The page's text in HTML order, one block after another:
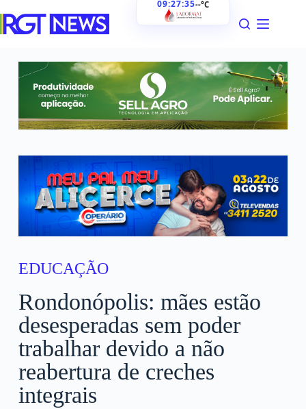
09:27:36--°C
EDUCAÇÃO
Rondonópolis: mães estão
desesperadas sem poder
trabalhar devido a não
reabertura de creches
integrais